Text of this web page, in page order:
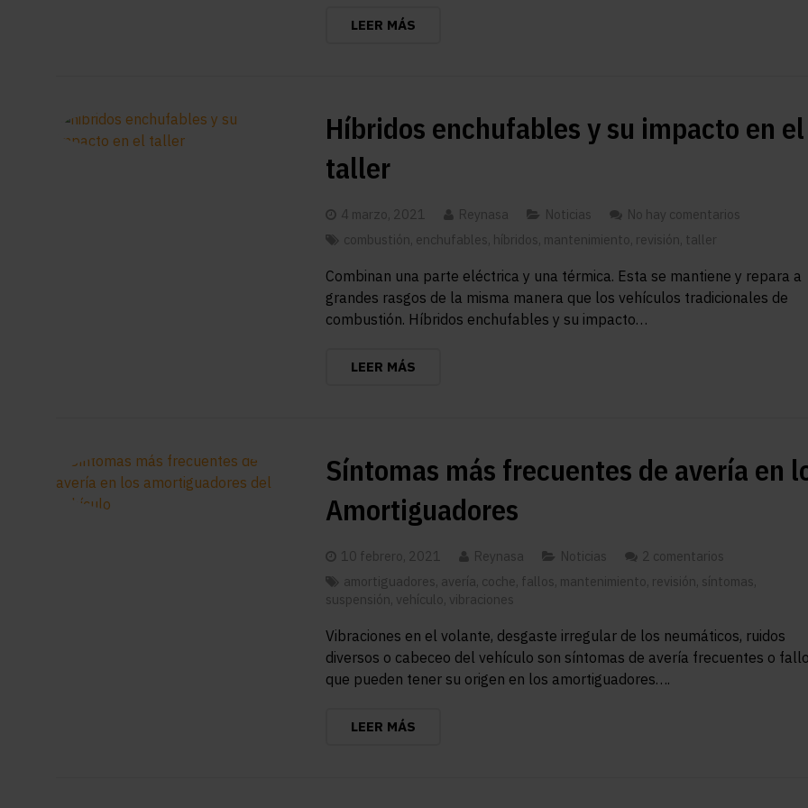
LEER MÁS
Híbridos enchufables y su impacto en el
taller
4 marzo, 2021 Reynasa Noticias
No hay comentarios
combustión, enchufables, híbridos, mantenimiento, revisión, taller
Combinan una parte eléctrica y una térmica. Esta se mantiene y repara a
grandes rasgos de la misma manera que los vehículos tradicionales de
combustión. Híbridos enchufables y su impacto…
LEER MÁS
Síntomas más frecuentes de avería en
Amortiguadores
10 febrero, 2021 Reynasa Noticias
2 comentarios
amortiguadores, avería, coche, fallos, mantenimiento, revisión, síntomas,
suspensión, vehículo, vibraciones
Vibraciones en el volante, desgaste irregular de los neumáticos, ruidos
diversos o cabeceo del vehículo son síntomas de avería frecuentes o
que pueden tener su origen en los amortiguadores….
LEER MÁS